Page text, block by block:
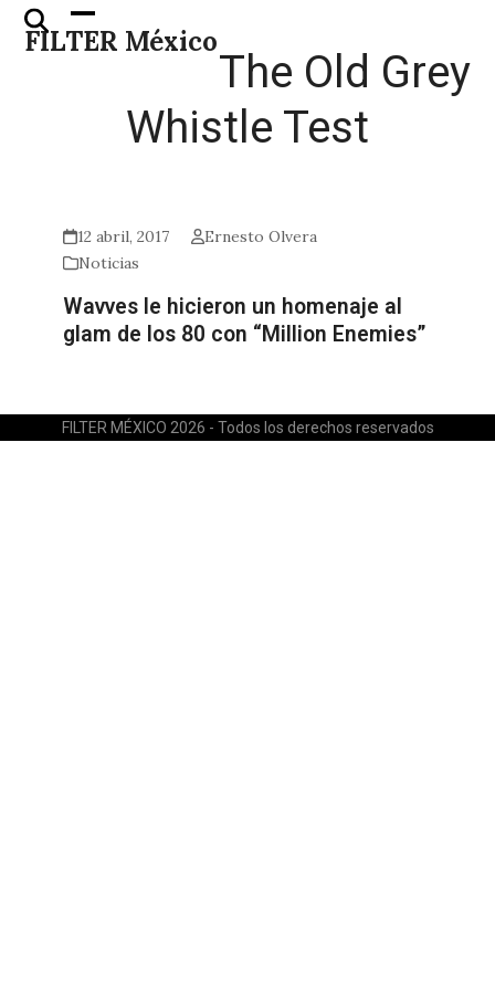
Skip
FILTER México
Open
mobile
Close
mobile
The Old Grey
Whistle Test
12 abril, 2017
Ernesto Olvera
Noticias
Wavves le hicieron un homenaje al
glam de los 80 con “Million Enemies”
FILTER MÉXICO 2026 - Todos los derechos reservados